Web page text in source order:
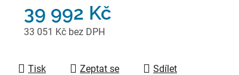
39 992 Kč
33 051 Kč bez DPH
Tisk
Zeptat se Sdílet